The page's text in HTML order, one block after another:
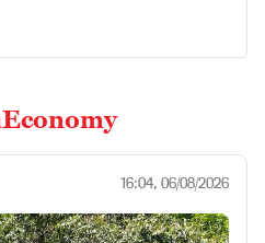
16:04, 06/08/2026